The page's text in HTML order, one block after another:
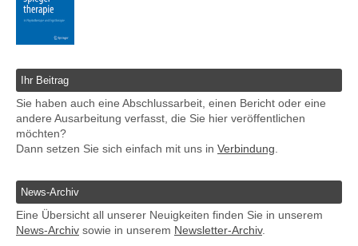
Ihr Beitrag
Sie haben auch eine Abschlussarbeit, einen Bericht oder eine
andere Ausarbeitung verfasst, die Sie hier veröffentlichen
möchten?
Dann setzen Sie sich einfach mit uns in Verbindung.
News-Archiv
Eine Übersicht all unserer Neuigkeiten finden Sie in unserem
News-Archiv sowie in unserem Newsletter-Archiv.